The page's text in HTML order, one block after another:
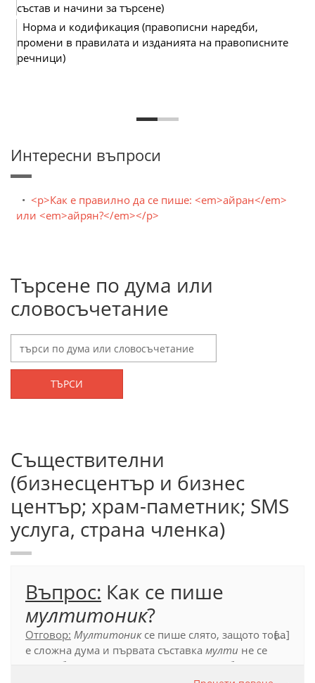
състав и начини за търсене)
Норма и кодификация (правописни наредби,
промени в правилата и изданията на правописните
речници)
Интересни въпроси
<p>Как е правилно да се пише: <em>айран</em>
или <em>айрян?</em></p>
Търсене по дума или
словосъчетание
ТЪРСИ
Съществителни
(бизнесцентър и бизнес
център; храм-паметник; SMS
услуга, страна членка)
Въпрос: Как се пише
мултитоник?
Отговор: Мултитоник се пише слято, защото това
е сложна дума и първата съставка мулти не се
употребява като самостоятелна дума в българския
[...]